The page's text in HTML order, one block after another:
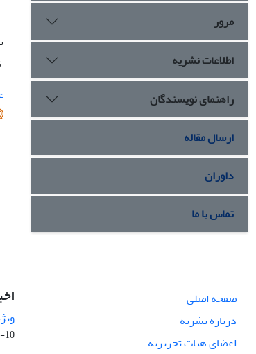
مرور
اطلاعات نشریه
راهنمای نویسندگان
ارسال مقاله
داوران
تماس با ما
صفحه اصلی
درباره نشریه
اعضای هیات تحریریه
10-16